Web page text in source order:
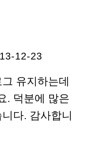
12-23
유지하는데
. 덕분에 많은
다. 감사합니